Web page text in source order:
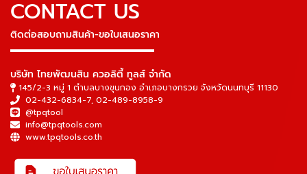
CONTACT US
ติดต่อสอบถามสินค้า-ขอใบเสนอราคา
▬▬▬▬▬▬▬▬▬▬▬▬▬▬▬
บริษัท ไทยพัฒนสิน ควอลิตี้ ทูลส์ จำกัด
145/2-3 หมู่ 1 ตำบลบางขุนกอง อำเภอบางกรวย จังหวัดนนทบุรี 11130
02-432-6834-7, 02-489-8958-9
@tpqtool
info@tpqtools.com
www.tpqtools.co.th